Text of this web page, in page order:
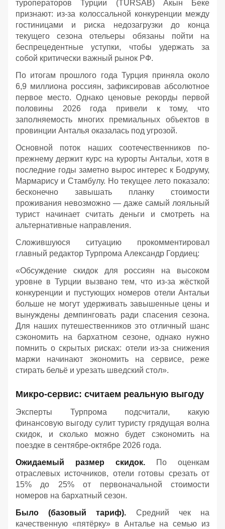
туроператоров Турции (TÜRSAB) Акын Беке
признают: из-за колоссальной конкуренции между
гостиницами и риска недозагрузки до конца
текущего сезона отельеры обязаны пойти на
беспрецедентные уступки, чтобы удержать за
собой критически важный рынок РФ.
По итогам прошлого года Турция приняла около
6,9 миллиона россиян, зафиксировав абсолютное
первое место. Однако ценовые рекорды первой
половины 2026 года привели к тому, что
заполняемость многих премиальных объектов в
провинции Анталья оказалась под угрозой.
Основной поток наших соотечественников по-
прежнему держит курс на курорты Антальи, хотя в
последние годы заметно вырос интерес к Бодруму,
Мармарису и Стамбулу. Но текущее лето показало:
бесконечно завышать планку стоимости
проживания невозможно — даже самый лояльный
турист начинает считать деньги и смотреть на
альтернативные направления.
Сложившуюся ситуацию прокомментировал
главный редактор Турпрома Александр Гордиец:
«Обсуждение скидок для россиян на высоком
уровне в Турции вызвано тем, что из-за жёсткой
конкуренции и пустующих номеров отели Антальи
больше не могут удерживать завышенные цены и
вынуждены демпинговать ради спасения сезона.
Для наших путешественников это отличный шанс
сэкономить на бархатном сезоне, однако нужно
помнить о скрытых рисках: отели из-за снижения
маржи начинают экономить на сервисе, реже
стирать бельё и урезать шведский стол».
Микро-сервис: считаем реальную выгоду
Эксперты Турпрома подсчитали, какую
финансовую выгоду сулит туристу грядущая волна
скидок, и сколько можно будет сэкономить на
поездке в сентябре-октябре 2026 года.
Ожидаемый размер скидок. По оценкам
отраслевых источников, отели готовы срезать от
15% до 25% от первоначальной стоимости
номеров на бархатный сезон.
Было (базовый тариф). Средний чек на
качественную «пятёрку» в Анталье на семью из